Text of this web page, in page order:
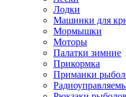
Лодки
Машинки для
Мормышки
Моторы
Палатки зимние
Прикормка
Приманки